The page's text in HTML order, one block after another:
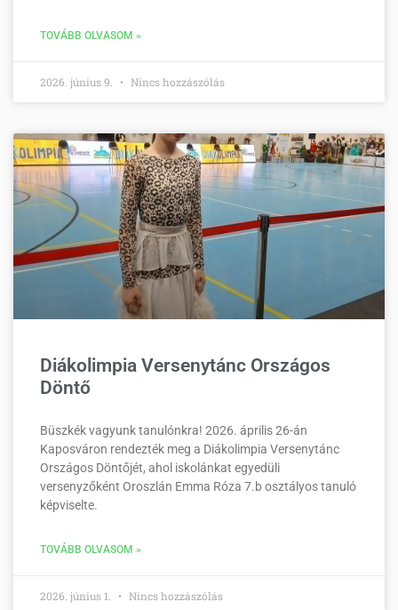
TOVÁBB OLVASOM »
2026. június 9. Nincs hozzászólás
Diákolimpia Versenytánc Országos
Döntő
Büszkék vagyunk tanulónkra! 2026. április 26-án
Kaposváron rendezték meg a Diákolimpia Versenytánc
Országos Döntőjét, ahol iskolánkat egyedüli
versenyzőként Oroszlán Emma Róza 7.b osztályos tanuló
képviselte.
TOVÁBB OLVASOM »
2026. június 1. Nincs hozzászólás